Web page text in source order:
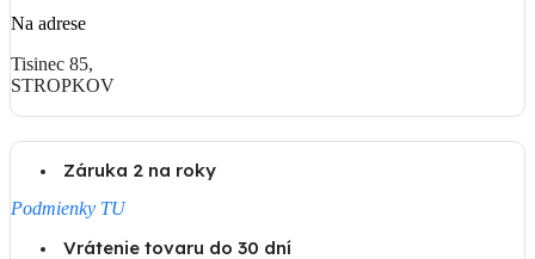
Na adrese
Tisinec 85,
STROPKOV
Záruka 2 na roky
Podmienky TU
Vrátenie tovaru do 30 dní